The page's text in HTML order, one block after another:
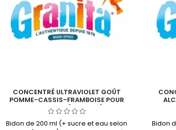
CONCENTRÉ ULTRAVIOLET GOÛT
POMME-CASSIS-FRAMBOISE POUR
MACHINES À GRANITÉ
Bidon de 200 ml (+ sucre et eau selon
Bidon